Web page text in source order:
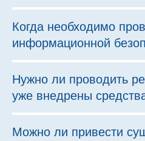
Когда необходимо
информационной
Нужно ли проводить
уже внедрены
Можно ли привести